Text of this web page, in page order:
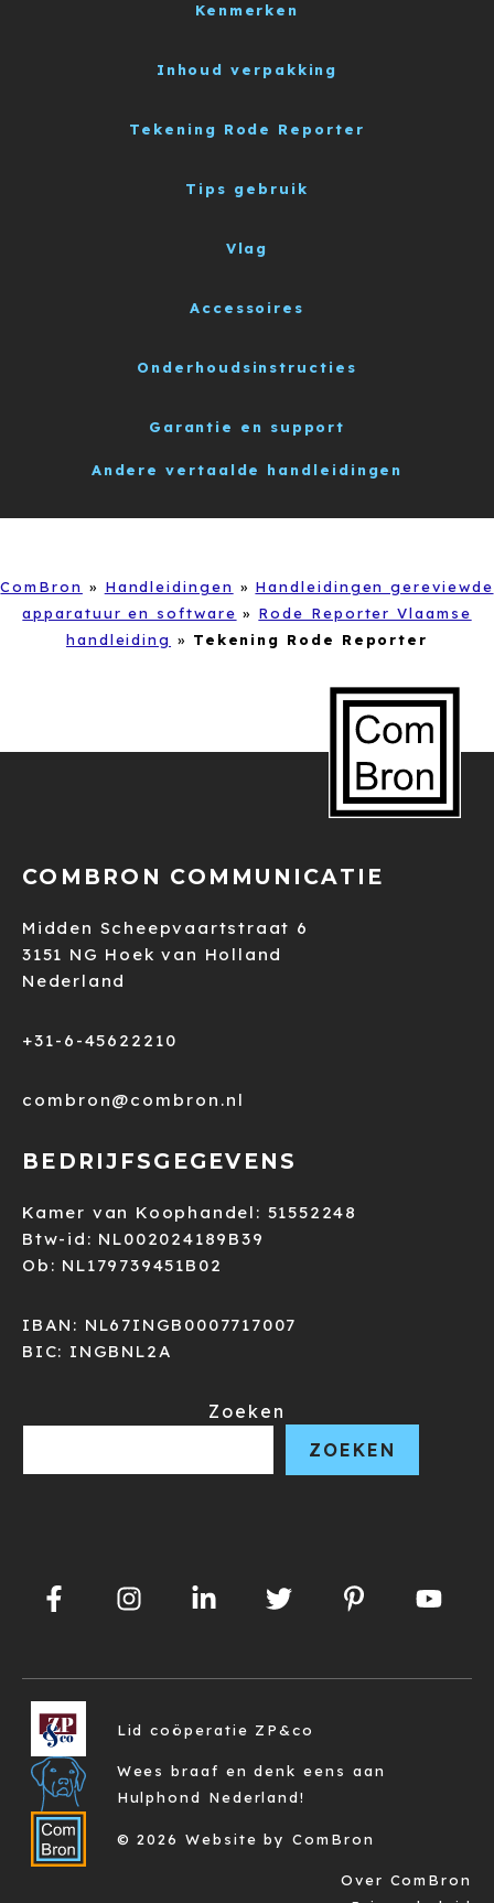
Kenmerken
Inhoud verpakking
Tekening Rode Reporter
Tips gebruik
Vlag
Accessoires
Onderhoudsinstructies
Garantie en support
Andere vertaalde handleidingen
ComBron » Handleidingen » Handleidingen gereviewde
apparatuur en software » Rode Reporter Vlaamse
handleiding » Tekening Rode Reporter
COMBRON COMMUNICATIE
Midden Scheepvaartstraat 6
3151 NG Hoek van Holland
Nederland
+31-6-45622210
combron@combron.nl
BEDRIJFSGEGEVENS
Kamer van Koophandel: 51552248
Btw-id: NL002024189B39
Ob: NL179739451B02
IBAN: NL67INGB0007717007
BIC: INGBNL2A
Zoeken
ZOEKEN
Lid coöperatie ZP&co
Wees braaf en denk eens aan
Hulphond Nederland!
© 2026 Website by ComBron
Over ComBron